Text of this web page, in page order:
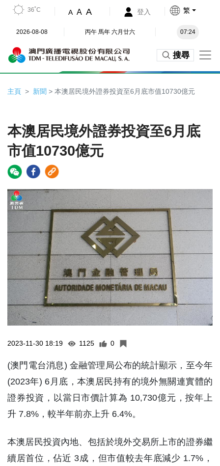
36˚C A A A 登入 繁
2026-08-08 丙午 馬年 六月廿六 07:24
搜尋
主頁 新聞 > 本澳居民境外證券投資至6月底市值10730億元
本澳居民境外證券投資至6月底
市值10730億元
2023-11-30 18:19 1125 0
(澳門電台消息) 金融管理局公布的統計顯示，至今年
(2023年) 6月底，本澳居民持有的境外無關連實體的
證券投資，以當日市價計算為 10,730億元，按年上
升 7.8%，較半年前亦上升 6.4%。
本澳居民投資內地、包括於境外交易所上市的證券繼
續居首位，佔近 3成，但市值較去年底減少 1.7%，